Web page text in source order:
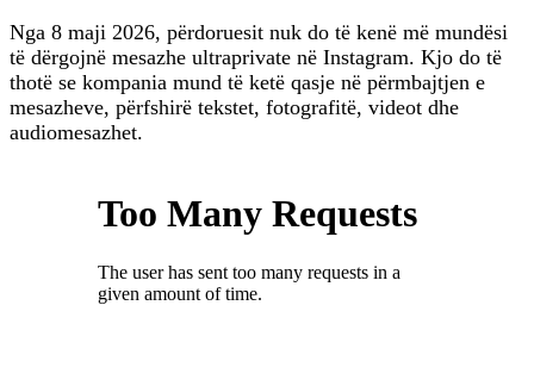
Nga 8 maji 2026, përdoruesit nuk do të kenë më mundësi
të dërgojnë mesazhe ultraprivate në Instagram. Kjo do të
thotë se kompania mund të ketë qasje në përmbajtjen e
mesazheve, përfshirë tekstet, fotografitë, videot dhe
audiomesazhet.